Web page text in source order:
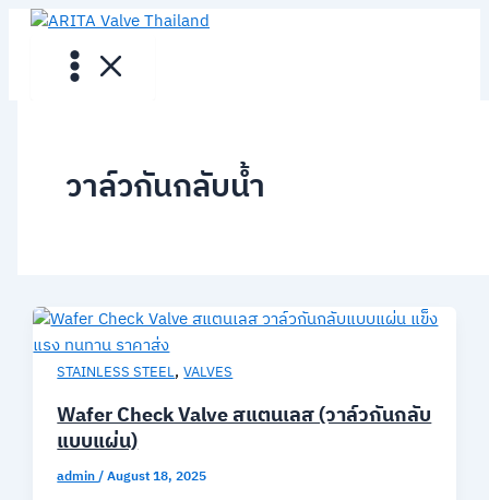
Skip
วาล์วกันกลับน้ำ
STAINLESS STEEL,VALVES
Wafer Check Valve สแตนเลส (วาล์วกันกลับ
แบบแผ่น)
admin/August 18, 2025